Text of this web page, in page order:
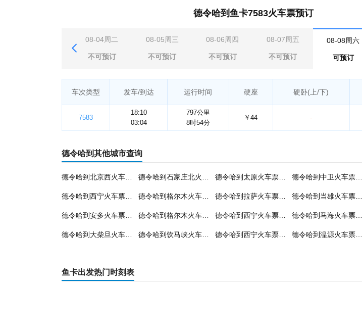
德令哈到鱼卡7583火车票预订
08-04周二
不可预订
08-05周三
不可预订
08-06周四
不可预订
08-07周五
不可预订
08-08周六
可预订
车次类型 发车/到达 运行时间 硬座 硬卧(上/下)
7583
18:10
03:04
797公里
8时54分
￥44 -
德令哈到其他城市查询
鱼卡出发热门时刻表